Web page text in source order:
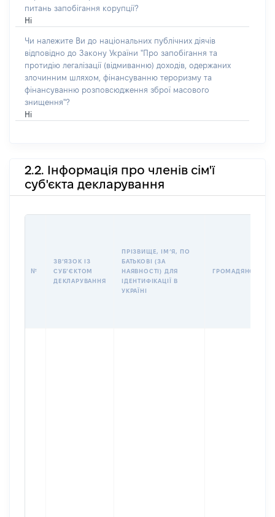
питань запобігання корупції?
Ні
Чи належите Ви до національних публічних діячів
відповідно до Закону України "Про запобігання та
протидію легалізації (відмиванню) доходів, одержаних
злочинним шляхом, фінансуванню тероризму та
фінансуванню розповсюдження зброї масового
знищення"?
Ні
2.2. Інформація про членів сім'ї
суб'єкта декларування
№
ЗВʼЯЗОК ІЗ
СУБʼЄКТОМ
ДЕКЛАРУВАННЯ
ПРІЗВИЩЕ, ІМʼЯ, ПО
БАТЬКОВІ (ЗА
НАЯВНОСТІ) ДЛЯ
ІДЕНТИФІКАЦІЇ В
УКРАЇНІ
ГРОМАДЯНСТВО